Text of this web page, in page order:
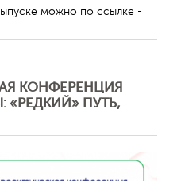
можно по ссылке -
КОНФЕРЕНЦИЯ
«РЕДКИЙ» ПУТЬ,